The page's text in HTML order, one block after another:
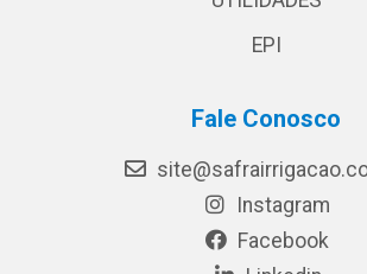
EPI
Fale Conosco
Instagram
Facebook